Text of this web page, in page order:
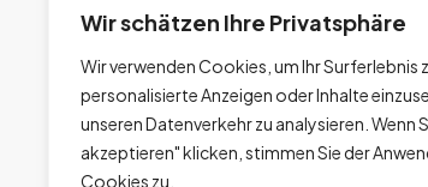
Wir schätzen Ihre Privatsphäre
Wir verwenden Cookies, um Ihr Surferlebnis
personalisierte Anzeigen oder Inhalte
unseren Datenverkehr zu analysieren. Wenn
akzeptieren" klicken, stimmen Sie der
Cookies zu.